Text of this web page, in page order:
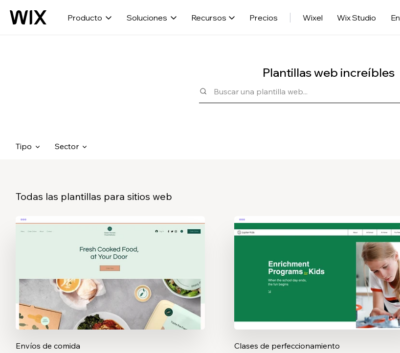
Producto Soluciones Recursos Precios Wixel Wix Studio
Plantillas web increíbles
Tipo Sector
Todas las plantillas para sitios web
Envíos de comida Clases de perfeccionamiento